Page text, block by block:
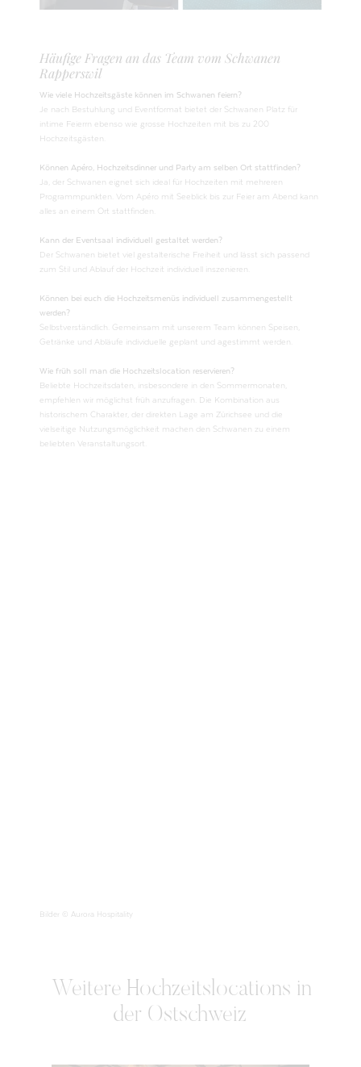
Häufige Fragen an das Team vom Schwanen
Rapperswil
Wie viele Hochzeitsgäste können im Schwanen feiern?
Je nach Bestuhlung und Eventformat bietet der Schwanen Platz für
intime Feierrn ebenso wie grosse Hochzeiten mit bis zu 200
Hochzeitsgästen.
Können Apéro, Hochzeitsdinner und Party am selben Ort stattfinden?
Ja, der Schwanen eignet sich ideal für Hochzeiten mit mehreren
Programmpunkten. Vom Apéro mit Seeblick bis zur Feier am Abend kann
alles an einem Ort stattfinden.
Kann der Eventsaal individuell gestaltet werden?
Der Schwanen bietet viel gestalterische Freiheit und lässt sich passend
zum Stil und Ablauf der Hochzeit individuell inszenieren.
Können bei euch die Hochzeitsmenüs individuell zusammengestellt
werden?
Selbstverständlich. Gemeinsam mit unserem Team können Speisen,
Getränke und Abläufe individuelle geplant und agestimmt werden.
Wie früh soll man die Hochzeitslocation reservieren?
Beliebte Hochzeitsdaten, insbesondere in den Sommermonaten,
empfehlen wir möglichst früh anzufragen. Die Kombination aus
historischem Charakter, der direkten Lage am Zürichsee und die
vielseitige Nutzungsmöglichkeit machen den Schwanen zu einem
beliebten Veranstaltungsort.
Bilder © Aurora Hospitality
Weitere Hochzeitslocations in
der Ostschweiz